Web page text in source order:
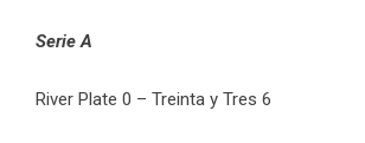
Serie A
River Plate 0 – Treinta y Tres 6